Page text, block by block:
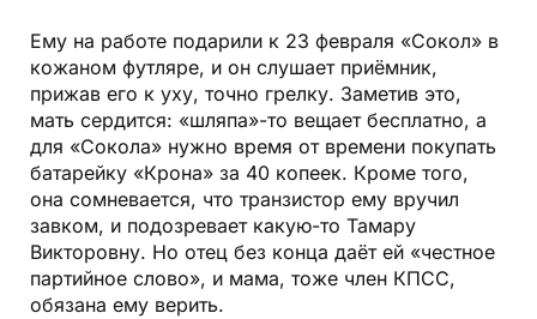
Ему на работе подарили к 23 февраля «Сокол» в
кожаном футляре, и он слушает приёмник,
прижав его к уху, точно грелку. Заметив это,
мать сердится: «шляпа»-то вещает бесплатно, а
для «Сокола» нужно время от времени покупать
батарейку «Крона» за 40 копеек. Кроме того,
она сомневается, что транзистор ему вручил
завком, и подозревает какую-то Тамару
Викторовну. Но отец без конца даёт ей «честное
партийное слово», и мама, тоже член КПСС,
обязана ему верить.